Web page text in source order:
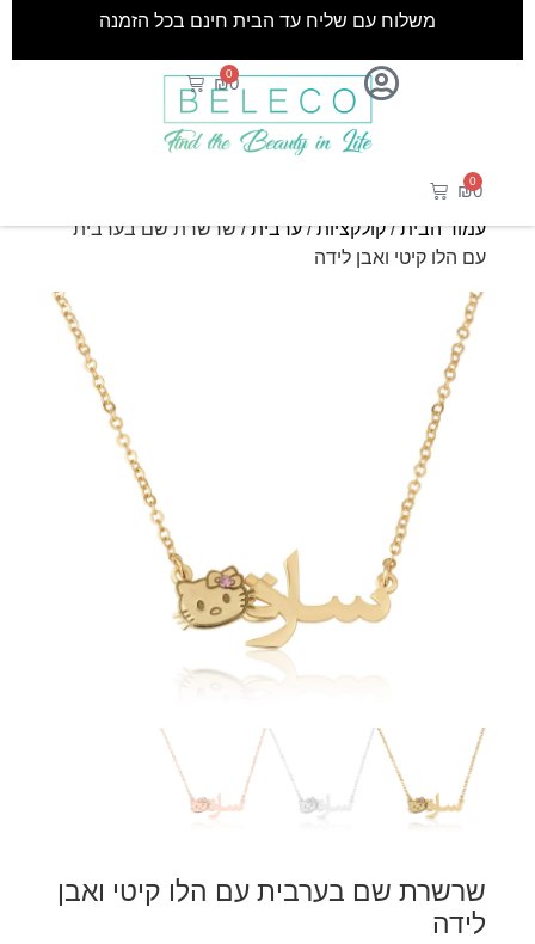
₪0
0
משלוח עם שליח עד הבית חינם בכל הזמנה
₪0
0
עמוד הבית/קולקציות/ערבית/ שרשרת שם בערבית
עם הלו קיטי ואבן לידה
שרשרת שם בערבית עם הלו קיטי ואבן
לידה